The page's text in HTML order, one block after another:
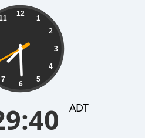
12
1
2
3
4
5
6
7
ADT